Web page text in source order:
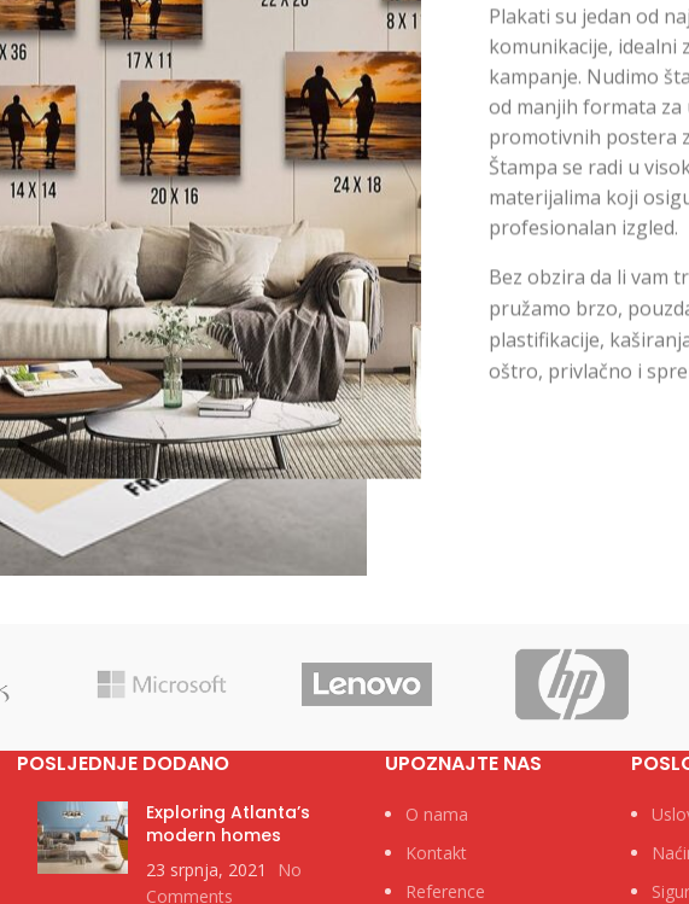
Plakati su jedan od
komunikacije, idealni
kampanje. Nudimo
od manjih formata
promotivnih postera
Štampa se radi u
materijalima koji
profesionalan izgled.
Bez obzira da li vam
pružamo brzo,
plastifikacije,
oštro, privlačno i
POSLJEDNJE DODANO
Exploring Atlanta’s
modern homes
23 srpnja, 2021
No
Comments
UPOZNAJTE NAS
O nama
Kontakt
Reference